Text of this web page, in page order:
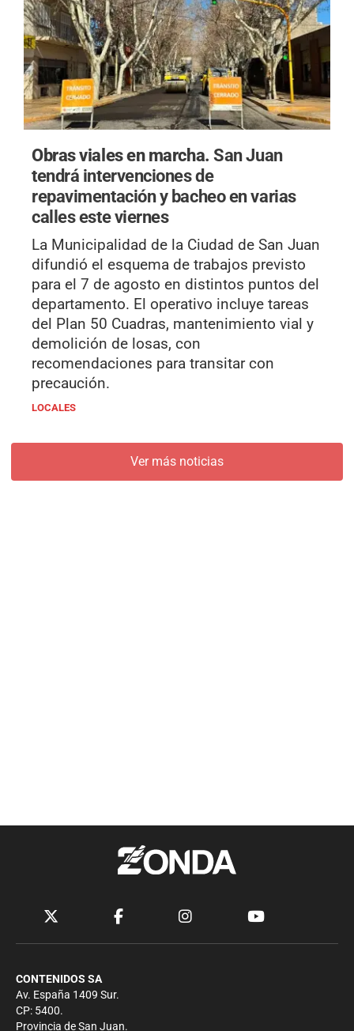
Obras viales en marcha.San Juan
tendrá intervenciones de
repavimentación y bacheo en varias
calles este viernes
La Municipalidad de la Ciudad de San Juan
difundió el esquema de trabajos previsto
para el 7 de agosto en distintos puntos del
departamento. El operativo incluye tareas
del Plan 50 Cuadras, mantenimiento vial y
demolición de losas, con
recomendaciones para transitar con
precaución.
LOCALES
Ver más noticias
CONTENIDOS SA
Av. España 1409 Sur.
CP: 5400.
Provincia de San Juan.